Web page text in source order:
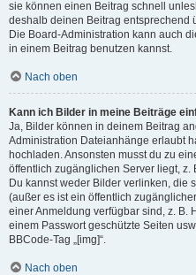
sie können einen Beitrag schnell
deshalb deinen Beitrag entsprechend
Die Board-Administration kann auch
in einem Beitrag benutzen kannst.
Nach oben
Kann ich Bilder in meine Beiträge
Ja, Bilder können in deinem Beitrag
Administration Dateianhänge erlaubt
hochladen. Ansonsten musst du zu
öffentlich zugänglichen Server liegt, z.
Du kannst weder Bilder verlinken, die
(außer es ist ein öffentlich
einer Anmeldung verfügbar sind, z. B.
einem Passwort geschützte Seiten
BBCode-Tag „[img]“.
Nach oben